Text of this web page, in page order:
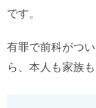
です。
有罪で前科がつ
ら、本人も家族